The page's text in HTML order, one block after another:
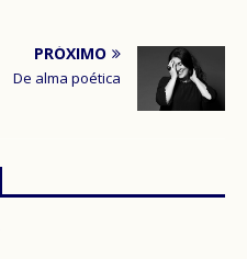
PRÓXIMO
De alma poética